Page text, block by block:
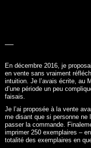
En décembre 2016, je
en vente sans vraiment
intuition. Je l’avais écrite, au
d’une période un peu
faisais.
Je l’ai proposée à la vente
me disant que si personne
passer la commande.
imprimer 250 exemplaires –
totalité des exemplaires en